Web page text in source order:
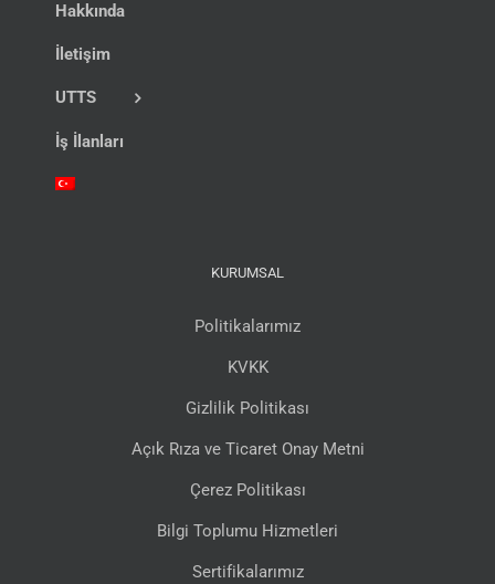
Hakkında
İletişim
UTTS
İş İlanları
KURUMSAL
Politikalarımız
KVKK
Gizlilik Politikası
Açık Rıza ve Ticaret Onay Metni
Çerez Politikası
Bilgi Toplumu Hizmetleri
Sertifikalarımız